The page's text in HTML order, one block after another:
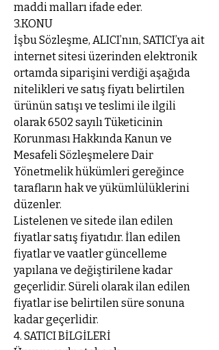
maddi malları ifade eder.
3.KONU
İşbu Sözleşme, ALICI’nın, SATICI’ya ait
internet sitesi üzerinden elektronik
ortamda siparişini verdiği aşağıda
nitelikleri ve satış fiyatı belirtilen
ürünün satışı ve teslimi ile ilgili
olarak 6502 sayılı Tüketicinin
Korunması Hakkında Kanun ve
Mesafeli Sözleşmelere Dair
Yönetmelik hükümleri gereğince
tarafların hak ve yükümlülüklerini
düzenler.
Listelenen ve sitede ilan edilen
fiyatlar satış fiyatıdır. İlan edilen
fiyatlar ve vaatler güncelleme
yapılana ve değiştirilene kadar
geçerlidir. Süreli olarak ilan edilen
fiyatlar ise belirtilen süre sonuna
kadar geçerlidir.
4. SATICI BİLGİLERİ